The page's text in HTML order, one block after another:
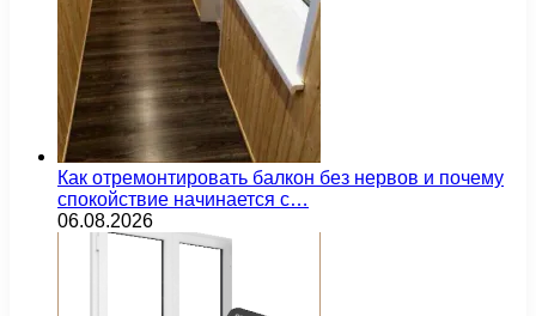
Как отремонтировать балкон без нервов и почему
спокойствие начинается с…
06.08.2026